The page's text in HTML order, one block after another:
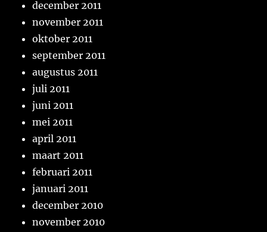
december 2011
november 2011
oktober 2011
september 2011
augustus 2011
juli 2011
juni 2011
mei 2011
april 2011
maart 2011
februari 2011
januari 2011
december 2010
november 2010